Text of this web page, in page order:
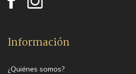
Información
¿Quiénes somos?